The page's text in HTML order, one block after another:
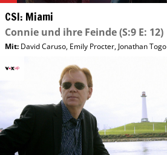
CSI: Miami
Connie und ihre Feinde(S:9 E: 12)
Mit: David Caruso, Emily Procter, Jonathan Togo